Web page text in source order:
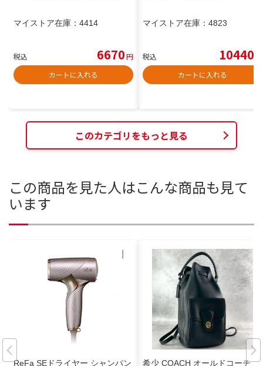
マイストア在庫： 4414
税込 6670円
カートに入れる
マイストア在庫： 4823
税込 10440
カートに入れる
このカテゴリをもっと見る
この商品を見た人はこんな商品も見て
います
ReFa SEドライヤー シャンパン
希少 COACH オールドコーチ リ